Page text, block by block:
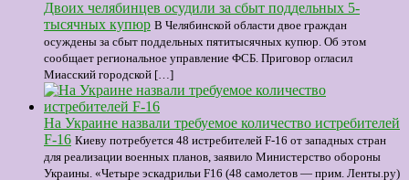
Двоих челябинцев осудили за сбыт поддельных 5-
тысячных купюр В Челябинской области двое граждан
осуждены за сбыт поддельных пятитысячных купюр. Об этом
сообщает региональное управление ФСБ. Приговор огласил
Миасский городской […]
На Украине назвали требуемое количество истребителей
F-16 Киеву потребуется 48 истребителей F-16 от западных стран
для реализации военных планов, заявило Министерство обороны
Украины. «Четыре эскадрильи F16 (48 самолетов — прим. Ленты.ру)